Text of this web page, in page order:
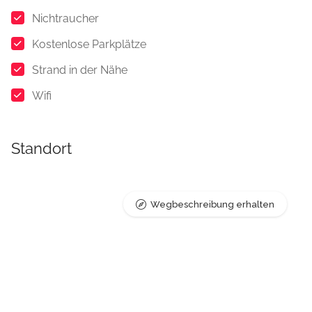
Nichtraucher
Kostenlose Parkplätze
Strand in der Nähe
Wifi
Standort
Wegbeschreibung erhalten